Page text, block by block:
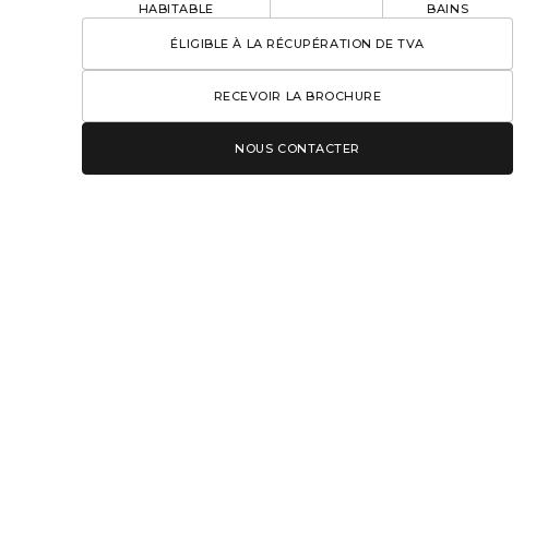
HABITABLE
BAINS
ÉLIGIBLE À LA RÉCUPÉRATION DE TVA
RECEVOIR LA BROCHURE
NOUS CONTACTER